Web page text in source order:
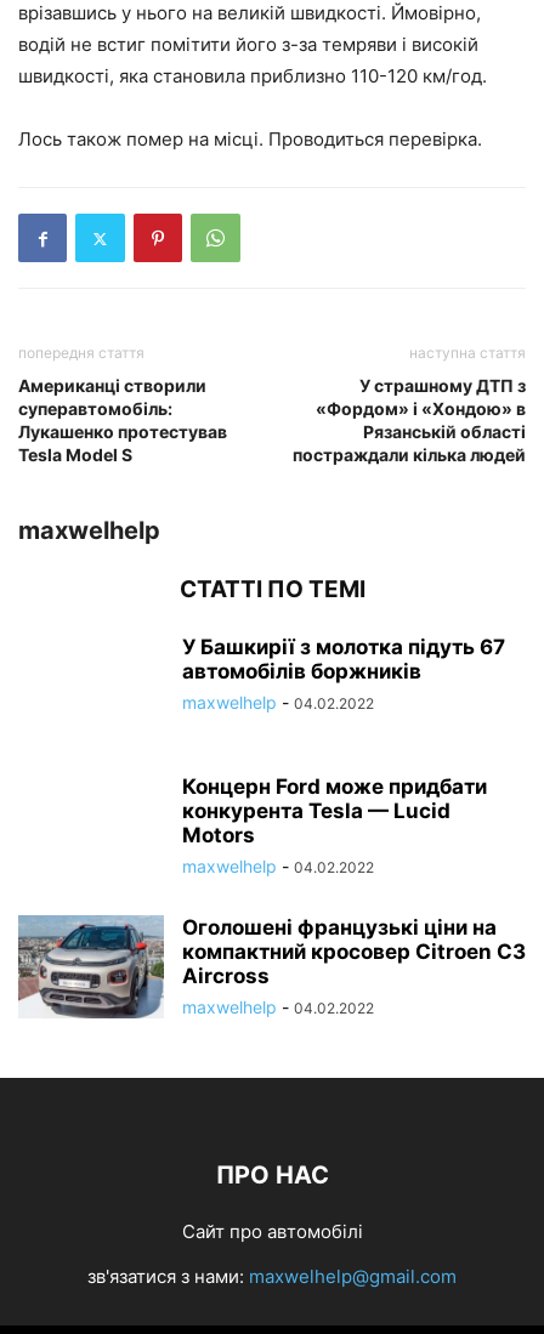
врізавшись у нього на великій швидкості. Ймовірно,
водій не встиг помітити його з-за темряви і високій
швидкості, яка становила приблизно 110-120 км/год.
Лось також помер на місці. Проводиться перевірка.
попередня стаття
Американці створили
суперавтомобіль:
Лукашенко протестував
Tesla Model S
наступна стаття
У страшному ДТП з
«Фордом» і «Хондою» в
Рязанській області
постраждали кілька людей
maxwelhelp
СТАТТІ ПО ТЕМІ
У Башкирії з молотка підуть 67
автомобілів боржників
maxwelhelp - 04.02.2022
Концерн Ford може придбати
конкурента Tesla — Lucid
Motors
maxwelhelp - 04.02.2022
Оголошені французькі ціни на
компактний кросовер Citroen C3
Aircross
maxwelhelp - 04.02.2022
ПРО НАС
Сайт про автомобілі
зв'язатися з нами: maxwelhelp@gmail.com